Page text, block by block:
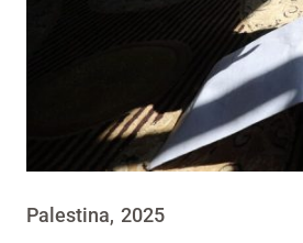
Palestina, 2025